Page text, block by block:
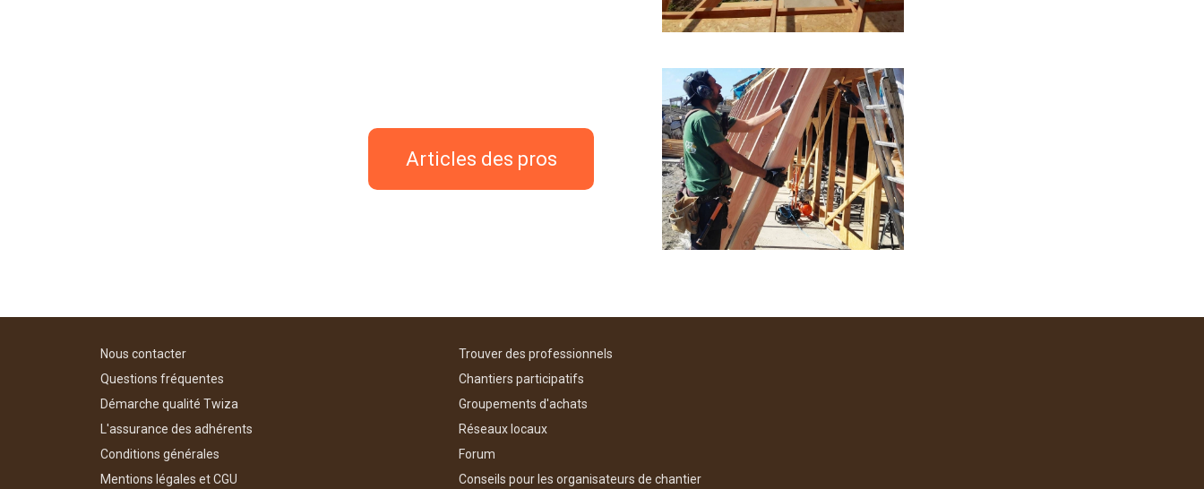
Articles des pros
Nous contacter
Questions fréquentes
Démarche qualité Twiza
L'assurance des adhérents
Conditions générales
Mentions légales et CGU
Trouver des professionnels
Chantiers participatifs
Groupements d'achats
Réseaux locaux
Forum
Conseils pour les organisateurs de chantier